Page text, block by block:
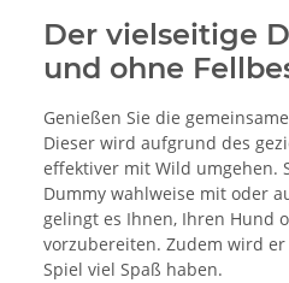
Der vielseitige
und ohne
Genießen Sie die
Dieser wird aufgrund des
effektiver mit Wild umgehen.
Dummy wahlweise mit oder
gelingt es Ihnen, Ihren Hund
vorzubereiten. Zudem wird
Spiel viel Spaß haben.